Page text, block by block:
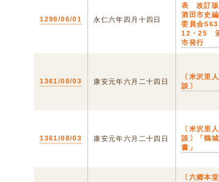
1298/06/01 永仁六年四月十四日
表 改訂
酒田市史
委員会
12・25
市発行
1361/08/03 康安元年六月二十四日
〔米沢里人
談〕
1361/08/03 康安元年六月二十四日
〔米沢里人
談〕「鶴
書」
〔六郷本